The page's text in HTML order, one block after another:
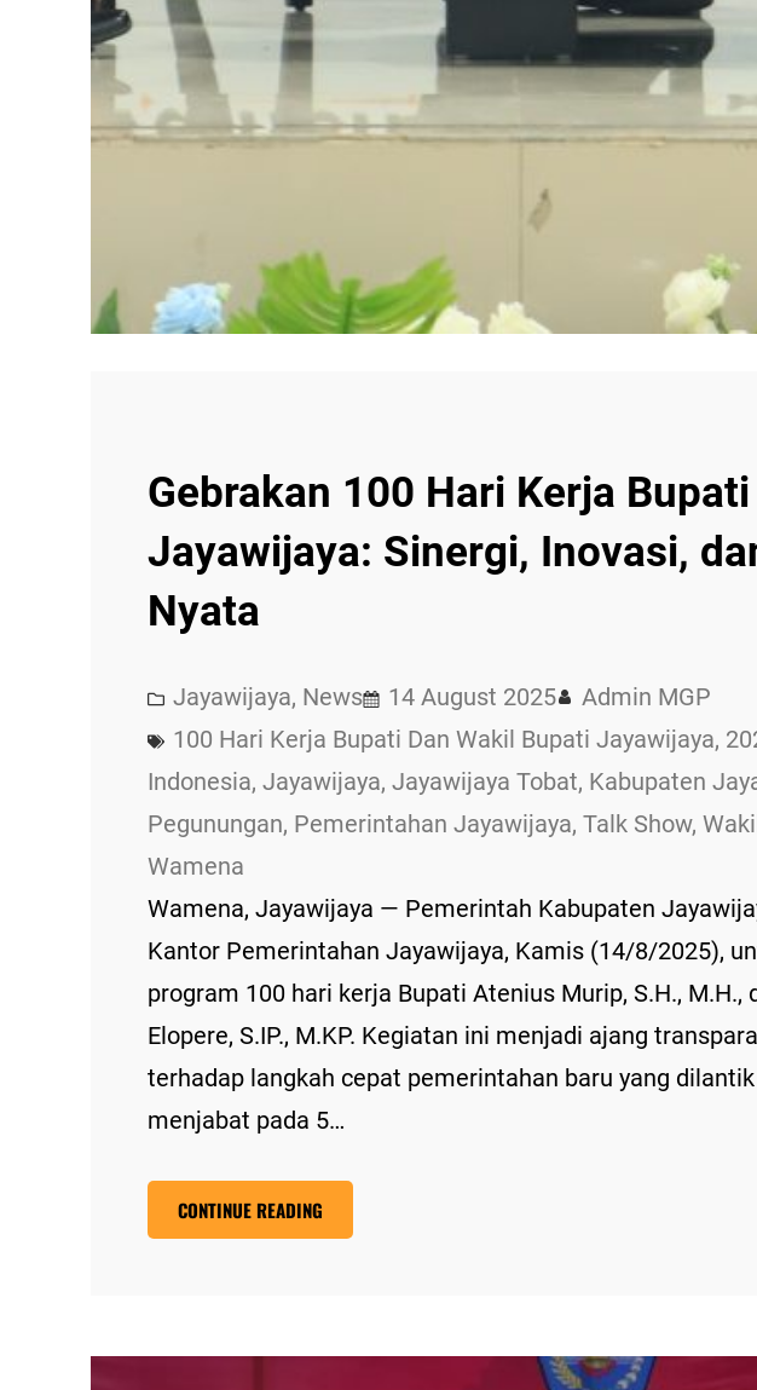
Gebrakan 100 Hari Kerja
Jayawijaya: Sinergi, Inovasi,
Nyata
Jayawijaya, News 14 August 2025
Admin MGP
100 Hari Kerja Bupati Dan Wakil Bupati Jayawijaya,
Indonesia, Jayawijaya, Jayawijaya Tobat, Kabupaten
Pegunungan, Pemerintahan Jayawijaya, Talk Show,
Wamena
Wamena, Jayawijaya — Pemerintah Kabupaten
Kantor Pemerintahan Jayawijaya, Kamis (14/8/2025),
program 100 hari kerja Bupati Atenius Murip, S.H., M.H.,
Elopere, S.IP., M.KP. Kegiatan ini menjadi ajang
terhadap langkah cepat pemerintahan baru yang
menjabat pada 5…
CONTINUE READING